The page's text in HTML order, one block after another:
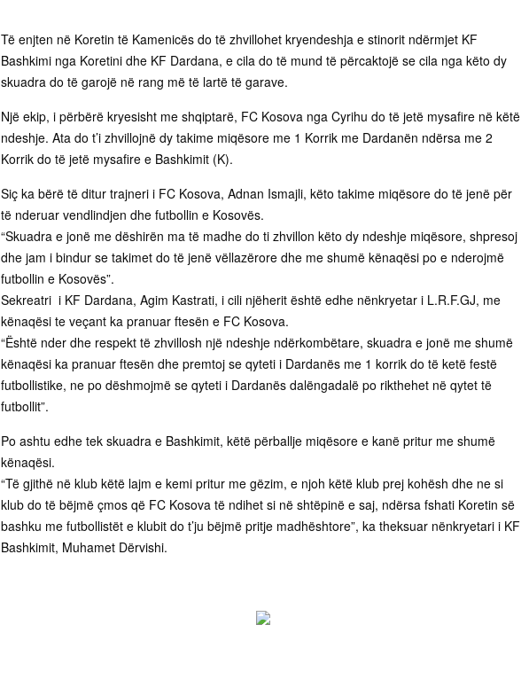
Të enjten në Koretin të Kamenicës do të zhvillohet kryendeshja e stinorit ndërmjet KF
Bashkimi nga Koretini dhe KF Dardana, e cila do të mund të përcaktojë se cila nga këto dy
skuadra do të garojë në rang më të lartë të garave.
Një ekip, i përbërë kryesisht me shqiptarë, FC Kosova nga Cyrihu do të jetë mysafire në këtë
ndeshje. Ata do t’i zhvillojnë dy takime miqësore me 1 Korrik me Dardanën ndërsa me 2
Korrik do të jetë mysafire e Bashkimit (K).
Siç ka bërë të ditur trajneri i FC Kosova, Adnan Ismajli, këto takime miqësore do të jenë për
të nderuar vendlindjen dhe futbollin e Kosovës.
“Skuadra e jonë me dëshirën ma të madhe do ti zhvillon këto dy ndeshje miqësore, shpresoj
dhe jam i bindur se takimet do të jenë vëllazërore dhe me shumë kënaqësi po e nderojmë
futbollin e Kosovës”.
Sekreatri i KF Dardana, Agim Kastrati, i cili njëherit është edhe nënkryetar i L.R.F.GJ, me
kënaqësi te veçant ka pranuar ftesën e FC Kosova.
“Është nder dhe respekt të zhvillosh një ndeshje ndërkombëtare, skuadra e jonë me shumë
kënaqësi ka pranuar ftesën dhe premtoj se qyteti i Dardanës me 1 korrik do të ketë festë
futbollistike, ne po dëshmojmë se qyteti i Dardanës dalëngadalë po rikthehet në qytet të
futbollit”.
Po ashtu edhe tek skuadra e Bashkimit, këtë përballje miqësore e kanë pritur me shumë
kënaqësi.
“Të gjithë në klub këtë lajm e kemi pritur me gëzim, e njoh këtë klub prej kohësh dhe ne si
klub do të bëjmë çmos që FC Kosova të ndihet si në shtëpinë e saj, ndërsa fshati Koretin së
bashku me futbollistët e klubit do t’ju bëjmë pritje madhështore”, ka theksuar nënkryetari i KF
Bashkimit, Muhamet Dërvishi.